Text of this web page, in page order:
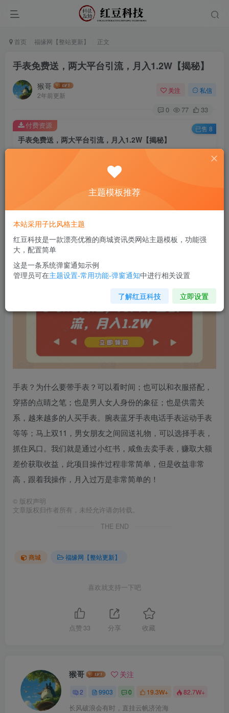
首页 福缘网【整站更新】 正文
手表免费送，两大平台引流，月入1.2W【揭秘】
猴哥
2年前更新
关注 私信
0 77 33
手表免费送，两大平台引流，月入1.2W【揭秘】
此内容为付费资源，请付费后查看
9.9
免费
付费资源 已售 8
手表免费送，两大平台引流，月入1.2W【揭秘】
手表？为什么要带手表？可以看时间；也可以和衣服搭配，
穿搭的点睛之笔；也是男人女人身份的象征；也是供需关
系，越来越多的人买手表。腕表蓝牙手表电话手表运动手表
等等；马上双11，男女朋友之间回送礼物，可以选择手表，
抓住风口。我们就是通过小红书，咸鱼去卖手表，赚取大额
差价获取收益，此项目操作过程非常简单，但是收益非常
高，跟着我操作，月入过万是非常简单的！
© 版权声明
文章版权归作者所有，未经允许请勿转载。
THE END
商城 福缘网【整站更新】
喜欢就支持一下吧
点赞 33 分享 收藏
猴哥 关注
2 9903 0 19.3W+ 82.7W+
长风破浪会有时，直挂云帆济沧海
主题模板推荐
本站采用子比风格主题
红豆科技是一款漂亮优雅的商城资讯类网站主题模板，功能强
大，配置简单
这是一条系统弹窗通知示例
管理员可在主题设置-常用功能-弹窗通知中进行相关设置
了解红豆科技 立即设置